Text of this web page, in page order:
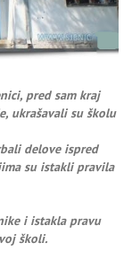
pred sam kraj
ukrašavali su školu
delove ispred
su istakli pravila
i istakla pravu
školi.